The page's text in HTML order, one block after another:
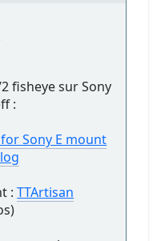
fisheye sur Sony
:
Sony E mount
:TTArtisan